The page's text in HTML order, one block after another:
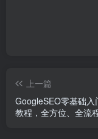
上一篇
GoogleSEO零基础入
教程，全方位、全流